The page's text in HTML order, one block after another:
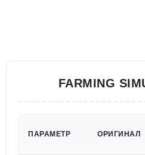
FARMING
ПАРАМЕТР ОРИГИНАЛ